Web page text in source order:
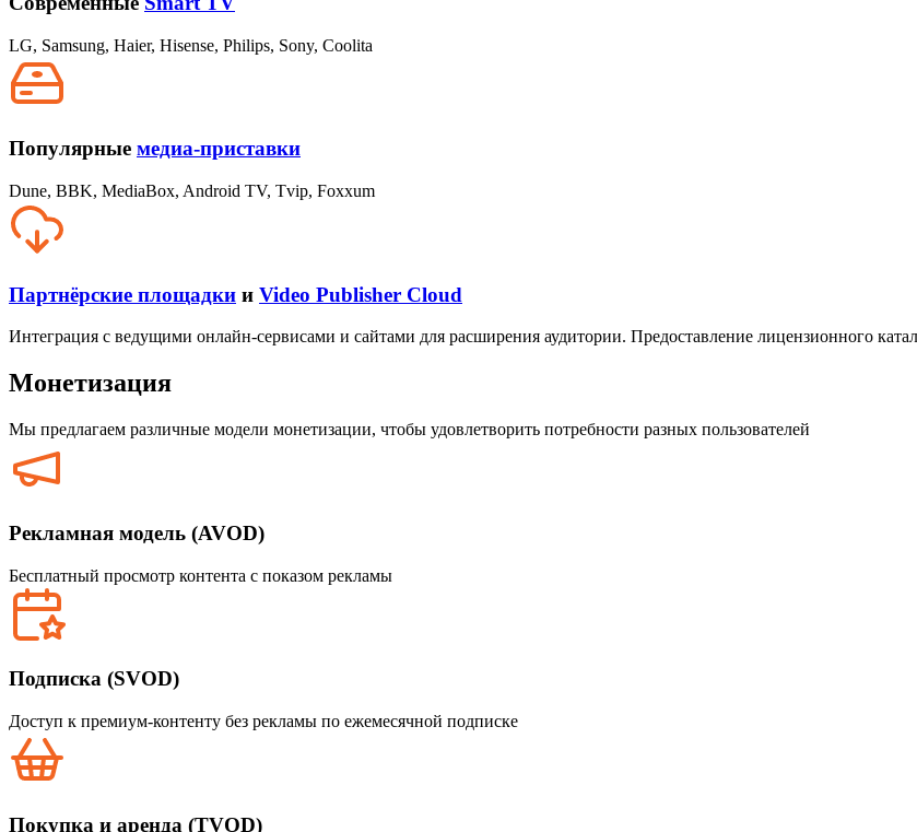
LG, Samsung, Haier, Hisense, Philips, Sony, Coolita
Популярные медиа‑приставки
Dune, BBK, MediaBox, Android TV, Tvip, Foxxum
Партнёрские площадки и Video Publisher Cloud
Интеграция с ведущими онлайн‑сервисами и сайтами для расширения аудитории. Предоставление лицензионного
Монетизация
Мы предлагаем различные модели монетизации, чтобы удовлетворить потребности разных пользователей
Рекламная модель (AVOD)
Бесплатный просмотр контента с показом рекламы
Подписка (SVOD)
Доступ к премиум-контенту без рекламы по ежемесячной подписке
Покупка и аренда (TVOD)